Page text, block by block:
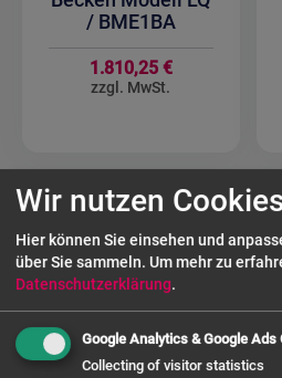
/ BME1BA
1.810,25 €
Wir nutzen
Hier können Sie einsehen und
über Sie sammeln. Um mehr zu
Datenschutzerklärung.
Google Analytics & Google
Collecting of visitor statistics